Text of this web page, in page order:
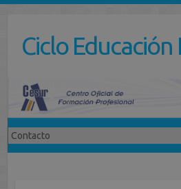
contenidoCiclo